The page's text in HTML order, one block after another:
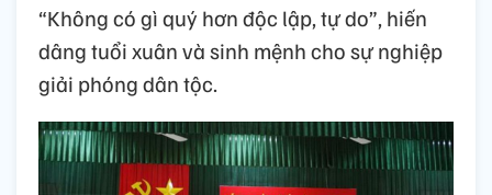
“Không có gì quý hơn độc lập, tự do”, hiến
dâng tuổi xuân và sinh mệnh cho sự nghiệp
giải phóng dân tộc.